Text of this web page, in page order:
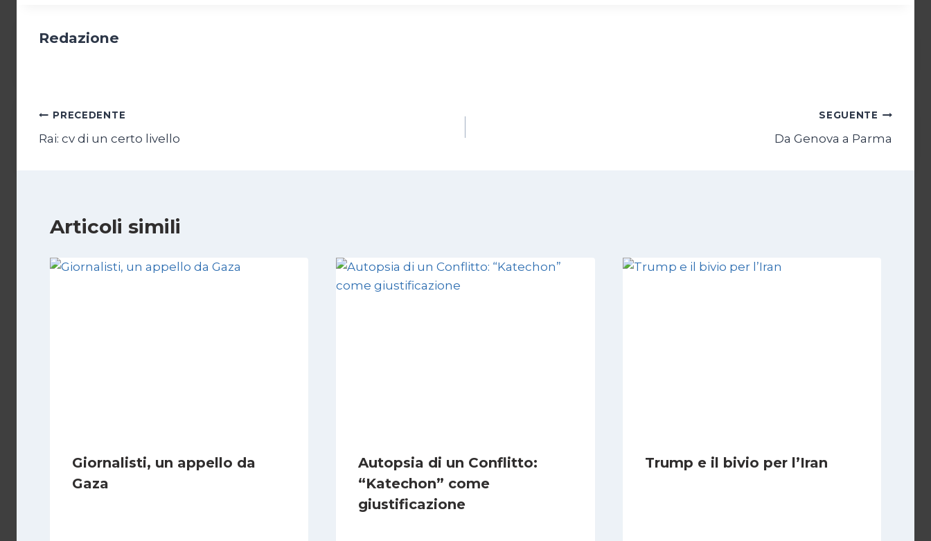
Redazione
Navigazione
articoli
PRECEDENTE
Rai: cv di un certo livello
SEGUENTE
Da Genova a Parma
Articoli simili
Giornalisti, un appello da
Gaza
Autopsia di un Conflitto:
“Katechon” come
giustificazione
Trump e il bivio per l’Iran